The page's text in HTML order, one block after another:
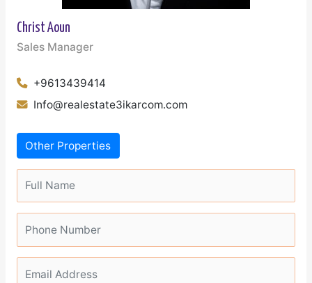
Christ Aoun
Sales Manager
+9613439414
Info@realestate3ikarcom.com
Other Properties